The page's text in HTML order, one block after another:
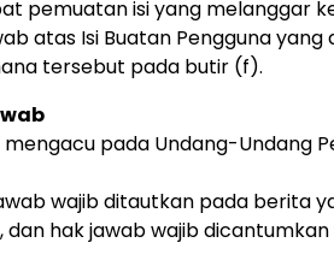
pemuatan isi yang melanggar
atas Isi Buatan Pengguna
tersebut pada butir (f).
pada Undang-Undang
wajib ditautkan pada berita
hak jawab wajib